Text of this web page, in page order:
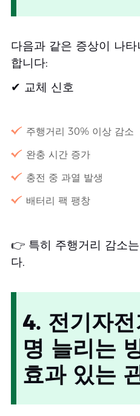
다음과 같은 증상이 나
합니다:
✔ 교체 신호
주행거리 30% 이상 감소
완충 시간 증가
충전 중 과열 발생
배터리 팩 팽창
👉 특히 주행거리 감소
다.
4. 전기자
명 늘리는
효과 있는